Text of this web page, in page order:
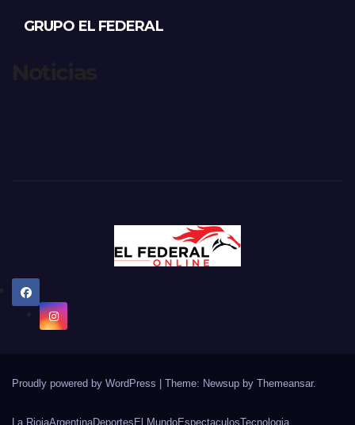
GRUPO EL FEDERAL
Proudly powered by WordPress Theme: Newsup by Themeansar.
La RiojaArgentinaDeportesEl MundoEspectaculosTecnologia